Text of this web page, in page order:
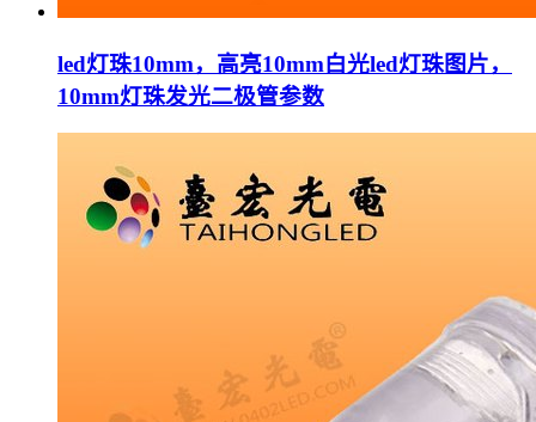
led灯珠10mm，高亮10mm白光led灯珠图片，
10mm灯珠发光二极管参数